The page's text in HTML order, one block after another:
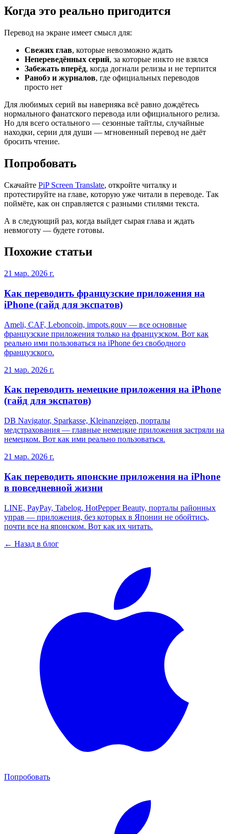
Когда это реально пригодится
Перевод на экране имеет смысл для:
Свежих глав, которые невозможно ждать
Непереведённых серий, за которые никто не взялся
Забежать вперёд, когда догнали релизы и не терпится
Ранобэ и журналов, где официальных переводов
просто нет
Для любимых серий вы наверняка всё равно дождётесь
нормального фанатского перевода или официального релиза.
Но для всего остального — сезонные тайтлы, случайные
находки, серии для души — мгновенный перевод не даёт
бросить чтение.
Попробовать
Скачайте PiP Screen Translate, откройте читалку и
протестируйте на главе, которую уже читали в переводе. Так
поймёте, как он справляется с разными стилями текста.
А в следующий раз, когда выйдет сырая глава и ждать
невмоготу — будете готовы.
Похожие статьи
21 мар. 2026 г.
Как переводить французские приложения на
iPhone (гайд для экспатов)
Ameli, CAF, Leboncoin, impots.gouv — все основные
французские приложения только на французском. Вот как
реально ими пользоваться на iPhone без свободного
французского.
21 мар. 2026 г.
Как переводить немецкие приложения на iPhone
(гайд для экспатов)
DB Navigator, Sparkasse, Kleinanzeigen, порталы
медстрахования — главные немецкие приложения застряли на
немецком. Вот как ими реально пользоваться.
21 мар. 2026 г.
Как переводить японские приложения на iPhone
в повседневной жизни
LINE, PayPay, Tabelog, HotPepper Beauty, порталы районных
управ — приложения, без которых в Японии не обойтись,
почти все на японском. Вот как их читать.
← Назад в блог
Попробовать